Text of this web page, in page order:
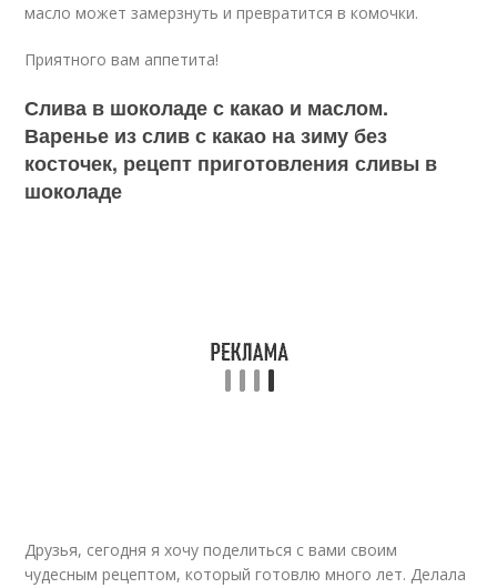
масло может замерзнуть и превратится в комочки.
Приятного вам аппетита!
Слива в шоколаде с какао и маслом.
Варенье из слив с какао на зиму без
косточек, рецепт приготовления сливы в
шоколаде
Друзья, сегодня я хочу поделиться с вами своим
чудесным рецептом, который готовлю много лет. Делала